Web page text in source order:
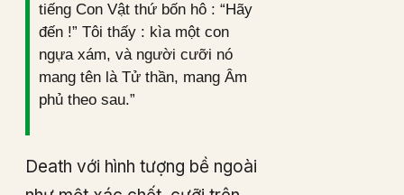
tiếng Con Vật thứ bốn hô : “Hãy
đến !” Tôi thấy : kìa một con
ngựa xám, và người cưỡi nó
mang tên là Tử thần, mang Âm
phủ theo sau.”
Death với hình tượng bề ngoài